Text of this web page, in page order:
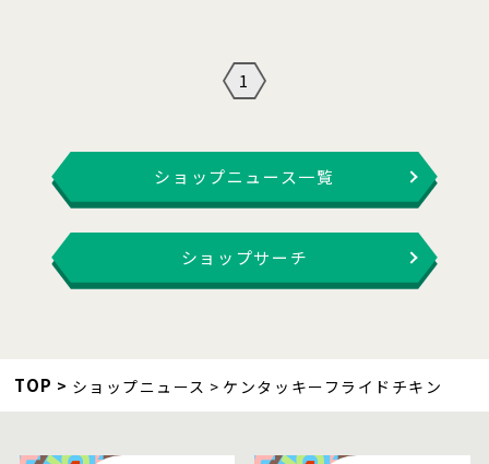
1
ショップニュース一覧
ショップサーチ
TOP ショップニュース ケンタッキーフライドチキン